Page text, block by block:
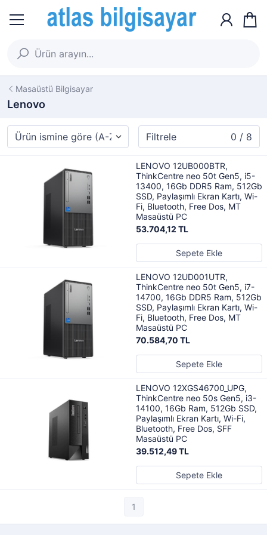
Masaüstü Bilgisayar
Lenovo
Filtrele 0 / 8
LENOVO 12UB000BTR,
ThinkCentre neo 50t Gen5, i5-
13400, 16Gb DDR5 Ram, 512Gb
SSD, Paylaşımlı Ekran Kartı, Wi-
Fi, Bluetooth, Free Dos, MT
Masaüstü PC
53.704,12 TL
Sepete Ekle
LENOVO 12UD001UTR,
ThinkCentre neo 50t Gen5, i7-
14700, 16Gb DDR5 Ram, 512Gb
SSD, Paylaşımlı Ekran Kartı, Wi-
Fi, Bluetooth, Free Dos, MT
Masaüstü PC
70.584,70 TL
Sepete Ekle
LENOVO 12XGS46700_UPG,
ThinkCentre neo 50s Gen5, i3-
14100, 16Gb Ram, 512Gb SSD,
Paylaşımlı Ekran Kartı, Wi-Fi,
Bluetooth, Free Dos, SFF
Masaüstü PC
39.512,49 TL
Sepete Ekle
1